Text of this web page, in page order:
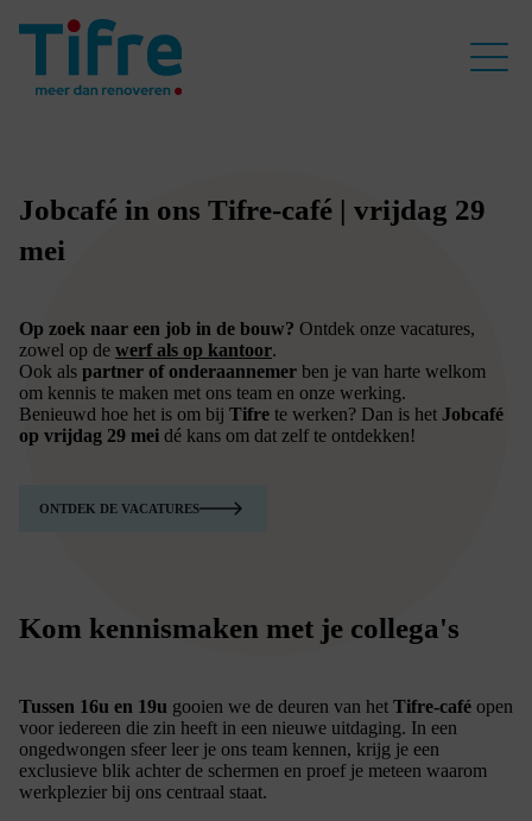
Jobcafé in ons Tifre-café | vrijdag 29
mei
Op zoek naar een job in de bouw? Ontdek onze vacatures,
zowel op de werf als op kantoor.
Ook als partner of onderaannemer ben je van harte welkom
om kennis te maken met ons team en onze werking.
Benieuwd hoe het is om bij Tifre te werken? Dan is het Jobcafé
op vrijdag 29 mei dé kans om dat zelf te ontdekken!
ONTDEK DE VACATURES
Kom kennismaken met je collega's
Tussen 16u en 19u gooien we de deuren van het Tifre-café open
voor iedereen die zin heeft in een nieuwe uitdaging. In een
ongedwongen sfeer leer je ons team kennen, krijg je een
exclusieve blik achter de schermen en proef je meteen waarom
werkplezier bij ons centraal staat.